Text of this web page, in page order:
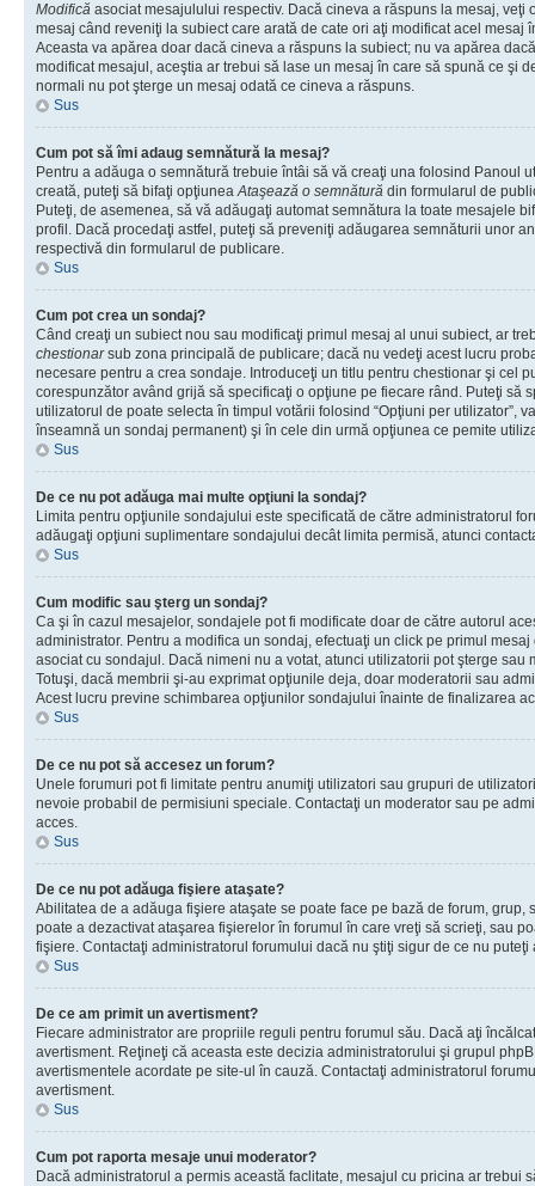
Modifică asociat mesajulului respectiv. Dacă cineva a răspuns la mesaj, veţi
mesaj când reveniţi la subiect care arată de cate ori aţi modificat acel mesaj
Aceasta va apărea doar dacă cineva a răspuns la subiect; nu va apărea
modificat mesajul, aceştia ar trebui să lase un mesaj în care să spună ce şi
normali nu pot şterge un mesaj odată ce cineva a răspuns.
Sus
Cum pot să îmi adaug semnătură la mesaj?
Pentru a adăuga o semnătură trebuie întâi să vă creaţi una folosind Panoul
creată, puteţi să bifaţi opţiuneaAtaşează o semnătură din formularul de
Puteţi, de asemenea, să vă adăugaţi automat semnătura la toate mesajele
profil. Dacă procedaţi astfel, puteţi să preveniţi adăugarea semnăturii unor
respectivă din formularul de publicare.
Sus
Cum pot crea un sondaj?
Când creaţi un subiect nou sau modificaţi primul mesaj al unui subiect, ar
chestionarsub zona principală de publicare; dacă nu vedeţi acest lucru
necesare pentru a crea sondaje. Introduceţi un titlu pentru chestionar şi cel
corespunzător având grijă să specificaţi o opţiune pe fiecare rând. Puteţi să
utilizatorul de poate selecta în timpul votării folosind “Opţiuni per utilizator”,
înseamnă un sondaj permanent) şi în cele din urmă opţiunea ce pemite
Sus
De ce nu pot adăuga mai multe opţiuni la sondaj?
Limita pentru opţiunile sondajului este specificată de către administratorul
adăugaţi opţiuni suplimentare sondajului decât limita permisă, atunci
Sus
Cum modific sau şterg un sondaj?
Ca şi în cazul mesajelor, sondajele pot fi modificate doar de către autorul
administrator. Pentru a modifica un sondaj, efectuaţi un click pe primul
asociat cu sondajul. Dacă nimeni nu a votat, atunci utilizatorii pot şterge
Totuşi, dacă membrii şi-au exprimat opţiunile deja, doar moderatorii sau
Acest lucru previne schimbarea opţiunilor sondajului înainte de finalizarea
Sus
De ce nu pot să accesez un forum?
Unele forumuri pot fi limitate pentru anumiţi utilizatori sau grupuri de
nevoie probabil de permisiuni speciale. Contactaţi un moderator sau pe
acces.
Sus
De ce nu pot adăuga fişiere ataşate?
Abilitatea de a adăuga fişiere ataşate se poate face pe bază de forum, grup,
poate a dezactivat ataşarea fişierelor în forumul în care vreţi să scrieţi, sau
fişiere. Contactaţi administratorul forumului dacă nu ştiţi sigur de ce nu
Sus
De ce am primit un avertisment?
Fiecare administrator are propriile reguli pentru forumul său. Dacă aţi
avertisment. Reţineţi că aceasta este decizia administratorului şi grupul
avertismentele acordate pe site-ul în cauză. Contactaţi administratorul
avertisment.
Sus
Cum pot raporta mesaje unui moderator?
Dacă administratorul a permis această faclitate, mesajul cu pricina ar trebui